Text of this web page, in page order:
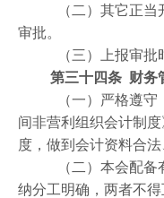
（二）其它正当开
审批。
（三）上报审批时
第三十四条 财务
（一）严格遵守《
间非营利组织会计制
度，做到会计资料合
（二）本会配备有
纳分工明确，两者不